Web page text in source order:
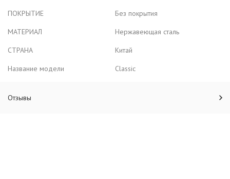
ПОКРЫТИЕ
Без покрытия
МАТЕРИАЛ
Нержавеющая сталь
СТРАНА
Китай
Название модели
Classic
Отзывы